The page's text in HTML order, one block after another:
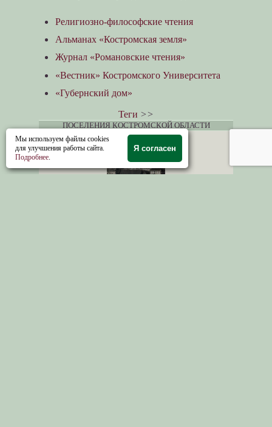
Религиозно-философские чтения
Альманах «Костромская земля»
Журнал «Романовские чтения»
«Вестник» Костромского Университета
«Губернский дом»
Теги >>
ПОСЕЛЕНИЯ КОСТРОМСКОЙ ОБЛАСТИ
Мы используем файлы cookies
для улучшения работы сайта.
Подробнее.
Я согласен